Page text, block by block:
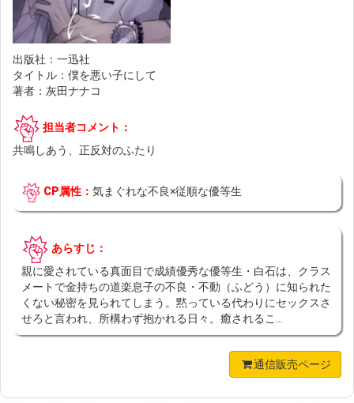
出版社：一迅社
タイトル：僕を悪い子にして
著者：灰田ナナコ
担当者コメント：
共鳴しあう、正反対のふたり
CP属性： 気まぐれな不良×従順な優等生
あらすじ：
親に愛されている真面目で成績優秀な優等生・白石は、クラス
メートで金持ちの道楽息子の不良・不動（ふどう）に知られた
くない秘密を見られてしまう。黙っている代わりにセックスさ
せろと言われ、所構わず抱かれる日々。癒されるこ...
通信販売ページ